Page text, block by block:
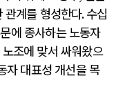
관계를 형성한다.수십
에 종사하는 노동자
조에 맞서 싸워왔으
자 대표성 개선을 목